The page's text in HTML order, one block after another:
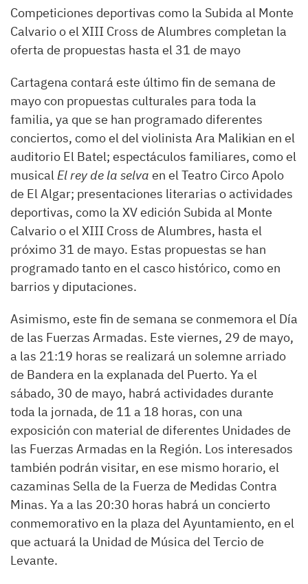
Competiciones deportivas como la Subida al Monte
Calvario o el XIII Cross de Alumbres completan la
oferta de propuestas hasta el 31 de mayo
Cartagena contará este último fin de semana de
mayo con propuestas culturales para toda la
familia, ya que se han programado diferentes
conciertos, como el del violinista Ara Malikian en el
auditorio El Batel; espectáculos familiares, como el
musicalEl rey de la selva en el Teatro Circo Apolo
de El Algar; presentaciones literarias o actividades
deportivas, como la XV edición Subida al Monte
Calvario o el XIII Cross de Alumbres, hasta el
próximo 31 de mayo. Estas propuestas se han
programado tanto en el casco histórico, como en
barrios y diputaciones.
Asimismo, este fin de semana se conmemora el Día
de las Fuerzas Armadas. Este viernes, 29 de mayo,
a las 21:19 horas se realizará un solemne arriado
de Bandera en la explanada del Puerto. Ya el
sábado, 30 de mayo, habrá actividades durante
toda la jornada, de 11 a 18 horas, con una
exposición con material de diferentes Unidades de
las Fuerzas Armadas en la Región. Los interesados
también podrán visitar, en ese mismo horario, el
cazaminas Sella de la Fuerza de Medidas Contra
Minas. Ya a las 20:30 horas habrá un concierto
conmemorativo en la plaza del Ayuntamiento, en el
que actuará la Unidad de Música del Tercio de
Levante.